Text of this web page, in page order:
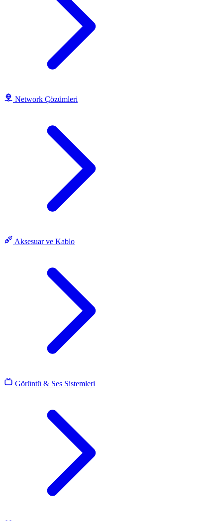
Network Çözümleri
Aksesuar ve Kablo
Görüntü & Ses Sistemleri